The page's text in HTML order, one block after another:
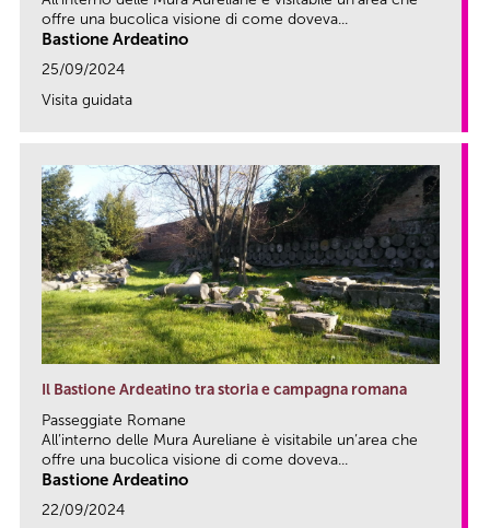
offre una bucolica visione di come doveva...
Bastione Ardeatino
25/09/2024
Visita guidata
Il Bastione Ardeatino tra storia e campagna romana
Passeggiate Romane
All’interno delle Mura Aureliane è visitabile un’area che
offre una bucolica visione di come doveva...
Bastione Ardeatino
22/09/2024